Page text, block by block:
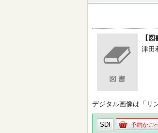
【
津田
デジタル画像は「リ
SDI 予約かご